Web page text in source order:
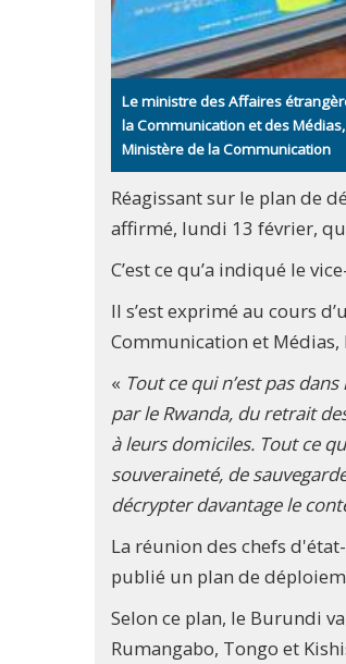
Le ministre des Affaires
la Communication et des
Ministère de la Communication
Réagissant sur le plan de
affirmé, lundi 13 février,
C’est ce qu’a indiqué le
Il s’est exprimé au cours
Communication et Médias,
« Tout ce qui n’est pas
par le Rwanda, du retrait
à leurs domiciles. Tout ce
souveraineté, de
décrypter davantage le
La réunion des chefs
publié un plan de
Selon ce plan, le Burundi
Rumangabo, Tongo et